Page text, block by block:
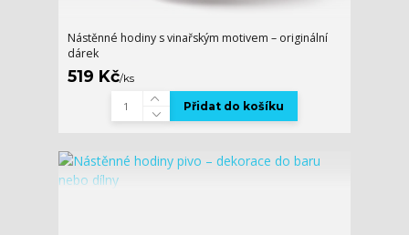
Nástěnné hodiny s vinařským motivem – originální
dárek
519 Kč/ks
Přidat do košíku